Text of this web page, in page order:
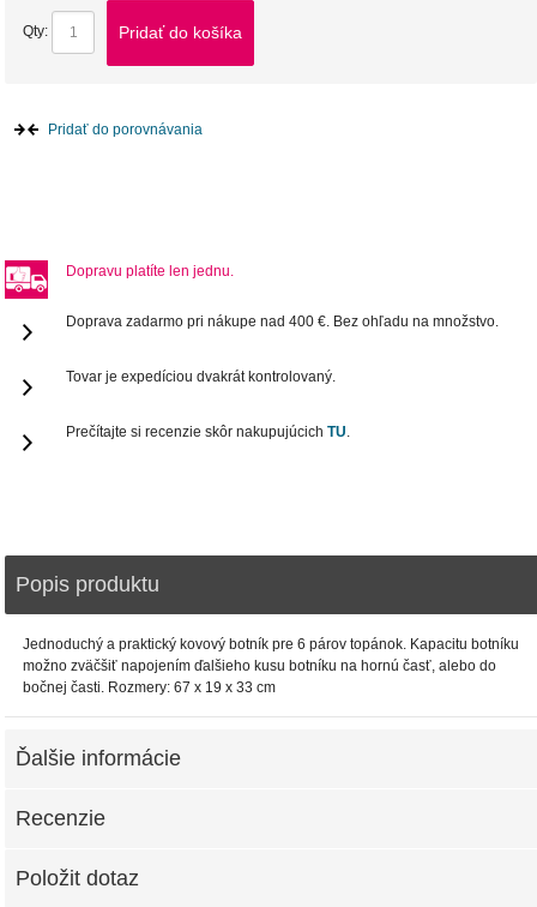
Qty: Pridať do košíka
Pridať do porovnávania
Dopravu platíte len jednu.
Doprava zadarmo pri nákupe nad 400 €. Bez ohľadu na množstvo.
Tovar je expedíciou dvakrát kontrolovaný.
Prečítajte si recenzie skôr nakupujúcichTU.
Popis produktu
Jednoduchý a praktický kovový botník pre 6 párov topánok. Kapacitu botníku
možno zväčšiť napojením ďalšieho kusu botníku na hornú časť, alebo do
bočnej časti. Rozmery: 67 x 19 x 33 cm
Ďalšie informácie
Recenzie
Položit dotaz